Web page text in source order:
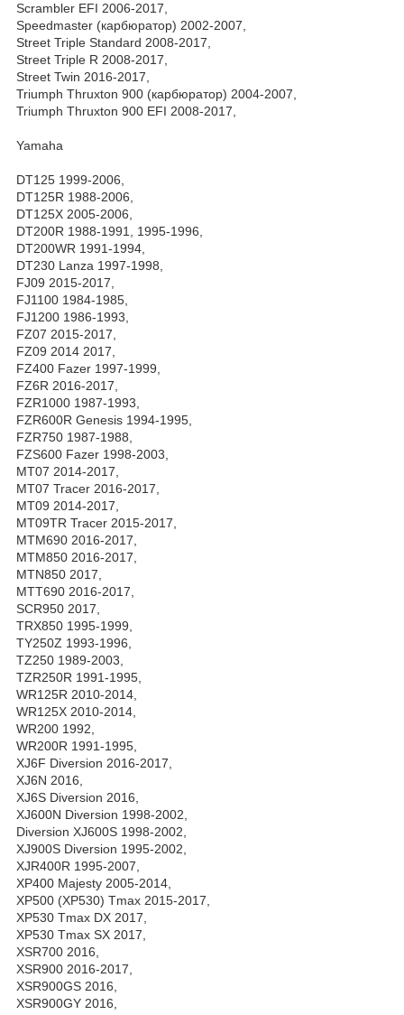
Scrambler EFI 2006-2017,
Speedmaster (карбюратор) 2002-2007,
Street Triple Standard 2008-2017,
Street Triple R 2008-2017,
Street Twin 2016-2017,
Triumph Thruxton 900 (карбюратор) 2004-2007,
Triumph Thruxton 900 EFI 2008-2017,
Yamaha
DT125 1999-2006,
DT125R 1988-2006,
DT125X 2005-2006,
DT200R 1988-1991, 1995-1996,
DT200WR 1991-1994,
DT230 Lanza 1997-1998,
FJ09 2015-2017,
FJ1100 1984-1985,
FJ1200 1986-1993,
FZ07 2015-2017,
FZ09 2014 2017,
FZ400 Fazer 1997-1999,
FZ6R 2016-2017,
FZR1000 1987-1993,
FZR600R Genesis 1994-1995,
FZR750 1987-1988,
FZS600 Fazer 1998-2003,
MT07 2014-2017,
MT07 Tracer 2016-2017,
MT09 2014-2017,
MT09TR Tracer 2015-2017,
MTM690 2016-2017,
MTM850 2016-2017,
MTN850 2017,
MTT690 2016-2017,
SCR950 2017,
TRX850 1995-1999,
TY250Z 1993-1996,
TZ250 1989-2003,
TZR250R 1991-1995,
WR125R 2010-2014,
WR125X 2010-2014,
WR200 1992,
WR200R 1991-1995,
XJ6F Diversion 2016-2017,
XJ6N 2016,
XJ6S Diversion 2016,
XJ600N Diversion 1998-2002,
Diversion XJ600S 1998-2002,
XJ900S Diversion 1995-2002,
XJR400R 1995-2007,
XP400 Majesty 2005-2014,
XP500 (XP530) Tmax 2015-2017,
XP530 Tmax DX 2017,
XP530 Tmax SX 2017,
XSR700 2016,
XSR900 2016-2017,
XSR900GS 2016,
XSR900GY 2016,